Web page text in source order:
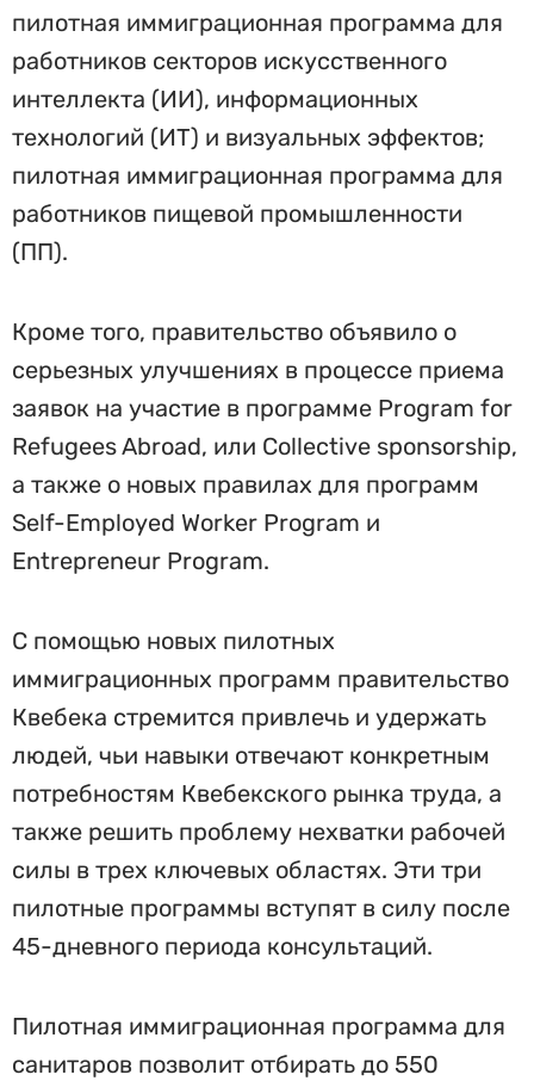
пилотная иммиграционная программа для
работников секторов искусственного
интеллекта (ИИ), информационных
технологий (ИТ) и визуальных эффектов;
пилотная иммиграционная программа для
работников пищевой промышленности
(ПП).
Кроме того, правительство объявило о
серьезных улучшениях в процессе приема
заявок на участие в программе Program for
Refugees Abroad, или Collective sponsorship,
а также о новых правилах для программ
Self-Employed Worker Program и
Entrepreneur Program.
С помощью новых пилотных
иммиграционных программ правительство
Квебека стремится привлечь и удержать
людей, чьи навыки отвечают конкретным
потребностям Квебекского рынка труда, а
также решить проблему нехватки рабочей
силы в трех ключевых областях. Эти три
пилотные программы вступят в силу после
45-дневного периода консультаций.
Пилотная иммиграционная программа для
санитаров позволит отбирать до 550